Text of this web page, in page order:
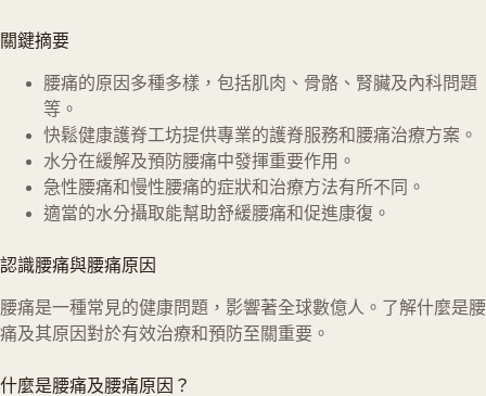
關鍵摘要
腰痛的原因多種多樣，包括肌肉、骨骼、腎臟及內科問題
等。
快鬆健康護脊工坊提供專業的護脊服務和腰痛治療方案。
水分在緩解及預防腰痛中發揮重要作用。
急性腰痛和慢性腰痛的症狀和治療方法有所不同。
適當的水分攝取能幫助舒緩腰痛和促進康復。
認識腰痛與腰痛原因
腰痛是一種常見的健康問題，影響著全球數億人。了解什麼是腰
痛及其原因對於有效治療和預防至關重要。
什麼是腰痛及腰痛原因？